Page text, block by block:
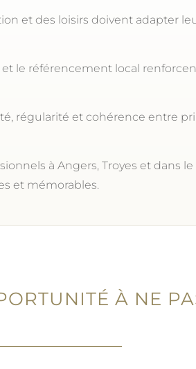
et des loisirs doivent adapter
le référencement local
régularité et cohérence entre
à Angers, Troyes et dans
et mémorables.
À NE